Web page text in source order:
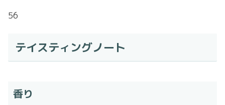
56
テイスティングノート
香り